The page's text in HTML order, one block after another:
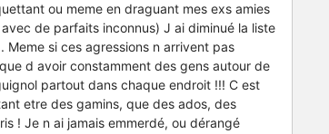
ou meme en draguant mes exs amies
de parfaits inconnus) J ai diminué la liste
Meme si ces agressions n arrivent pas
d avoir constamment des gens autour de
partout dans chaque endroit !!! C est
etre des gamins, que des ados, des
! Je n ai jamais emmerdé, ou dérangé